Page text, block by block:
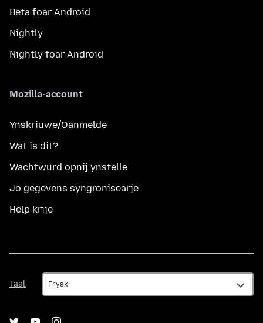
Beta foar Android
Nightly
Nightly foar Android
Mozilla-account
Ynskriuwe/Oanmelde
Wat is dit?
Wachtwurd opnij ynstelle
Jo gegevens syngronisearje
Help krije
Taal
Taal